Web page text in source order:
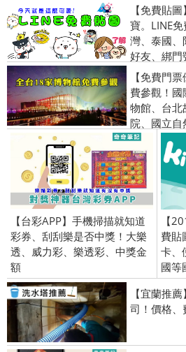
【免費貼
寶。LINE
灣、泰國、
好友、綁
【免費門
費參觀！
物館、台
院、國立自
術館、台灣
【台彩APP】手機掃描就知道
彩券、刮刮樂是否中獎！大樂
透、威力彩、樂透彩、中獎金
額
【
費貼
卡、
國等
【宜蘭推
司！價格、